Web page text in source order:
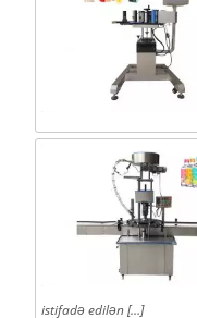
istifadə edilən […]